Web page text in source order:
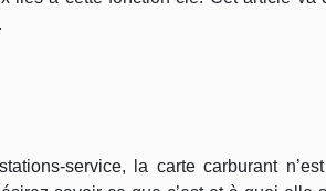
service, la carte carburant